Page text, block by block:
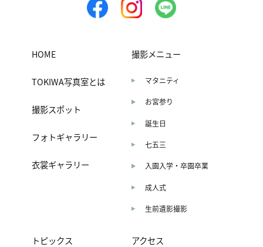
HOME
TOKIWA写真室とは
撮影スポット
フォトギャラリー
衣裳ギャラリー
撮影メニュー
マタニティ
お宮参り
誕生日
七五三
入園入学・卒園卒業
成人式
生前遺影撮影
トピックス アクセス